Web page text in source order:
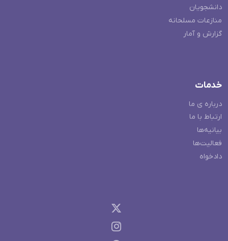
دانشجویان
منازعات مسلحانه
گزارش و آمار
خدمات
درباره ی ما
ارتباط با ما
بیانیه‌ها
فعالیت‌ها
دادخواه